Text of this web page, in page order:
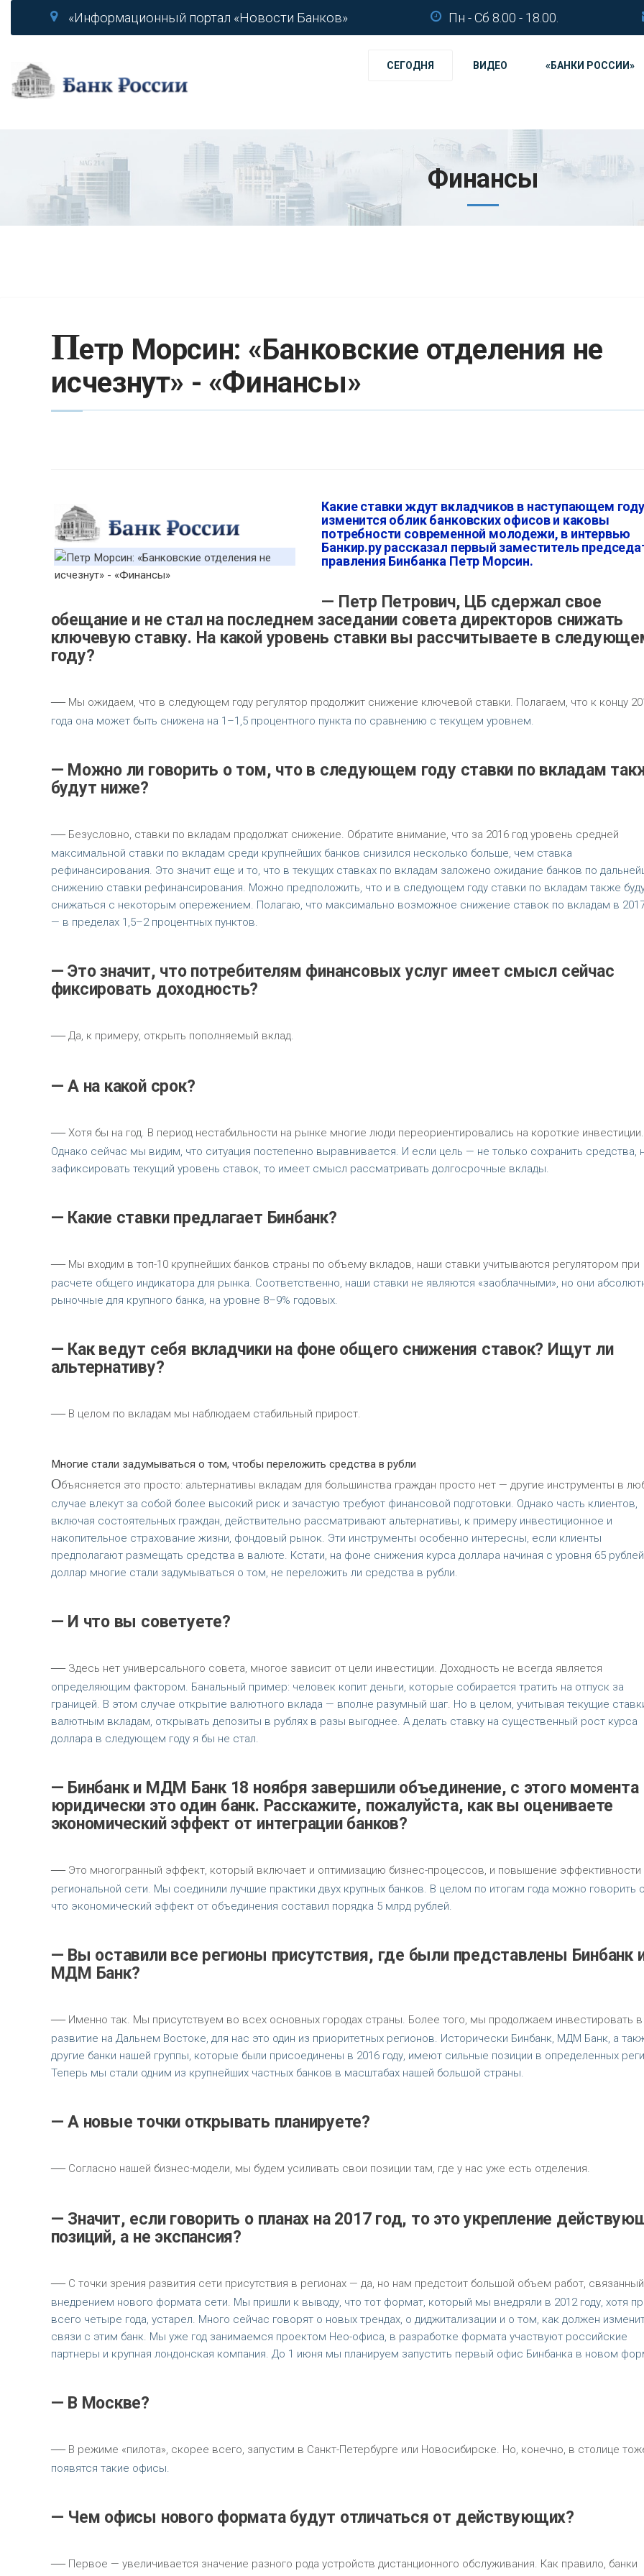
«Информационный портал «Новости Банков» Пн - Сб 8.00 - 18.00.
СЕГОДНЯ ВИДЕО «БАНКИ РОССИИ»
Финансы
Петр Морсин: «Банковские отделения не
исчезнут» - «Финансы»
Какие ставки ждут вкладчиков в наступающем
изменится облик банковских офисов и каковы
потребности современной молодежи, в интервью
Банкир.ру рассказал первый заместитель
правления Бинбанка Петр Морсин.
— Петр Петрович, ЦБ сдержал свое
обещание и не стал на последнем заседании совета директоров снижать
ключевую ставку. На какой уровень ставки вы рассчитываете в
году?
—Мы ожидаем, что в следующем году регулятор продолжит снижение ключевой ставки. Полагаем, что к концу
года она может быть снижена на 1–1,5 процентного пункта по сравнению с текущем уровнем.
— Можно ли говорить о том, что в следующем году ставки по вкладам
будут ниже?
—Безусловно, ставки по вкладам продолжат снижение. Обратите внимание, что за 2016 год уровень средней
максимальной ставки по вкладам среди крупнейших банков снизился несколько больше, чем ставка
рефинансирования. Это значит еще и то, что в текущих ставках по вкладам заложено ожидание банков по
снижению ставки рефинансирования. Можно предположить, что и в следующем году ставки по вкладам также
снижаться с некоторым опережением. Полагаю, что максимально возможное снижение ставок по вкладам в 2017
— в пределах 1,5–2 процентных пунктов.
— Это значит, что потребителям финансовых услуг имеет смысл сейчас
фиксировать доходность?
—Да, к примеру, открыть пополняемый вклад.
— А на какой срок?
—Хотя бы на год. В период нестабильности на рынке многие люди переориентировались на короткие инвестиции.
Однако сейчас мы видим, что ситуация постепенно выравнивается. И если цель — не только сохранить средства,
зафиксировать текущий уровень ставок, то имеет смысл рассматривать долгосрочные вклады.
— Какие ставки предлагает Бинбанк?
—Мы входим в топ-10 крупнейших банков страны по объему вкладов, наши ставки учитываются регулятором при
расчете общего индикатора для рынка. Соответственно, наши ставки не являются «заоблачными», но они
рыночные для крупного банка, на уровне 8–9% годовых.
— Как ведут себя вкладчики на фоне общего снижения ставок? Ищут ли
альтернативу?
—В целом по вкладам мы наблюдаем стабильный прирост.
Многие стали задумываться о том, чтобы переложить средства в рубли
Объясняется это просто: альтернативы вкладам для большинства граждан просто нет — другие инструменты в
случае влекут за собой более высокий риск и зачастую требуют финансовой подготовки. Однако часть клиентов,
включая состоятельных граждан, действительно рассматривают альтернативы, к примеру инвестиционное и
накопительное страхование жизни, фондовый рынок. Эти инструменты особенно интересны, если клиенты
предполагают размещать средства в валюте. Кстати, на фоне снижения курса доллара начиная с уровня 65
доллар многие стали задумываться о том, не переложить ли средства в рубли.
— И что вы советуете?
—Здесь нет универсального совета, многое зависит от цели инвестиции. Доходность не всегда является
определяющим фактором. Банальный пример: человек копит деньги, которые собирается тратить на отпуск за
границей. В этом случае открытие валютного вклада — вполне разумный шаг. Но в целом, учитывая текущие
валютным вкладам, открывать депозиты в рублях в разы выгоднее. А делать ставку на существенный рост курса
доллара в следующем году я бы не стал.
— Бинбанк и МДМ Банк 18 ноября завершили объединение, с этого момента
юридически это один банк. Расскажите, пожалуйста, как вы оцениваете
экономический эффект от интеграции банков?
—Это многогранный эффект, который включает и оптимизацию бизнес-процессов, и повышение эффективности
региональной сети. Мы соединили лучшие практики двух крупных банков. В целом по итогам года можно говорить
что экономический эффект от объединения составил порядка 5 млрд рублей.
— Вы оставили все регионы присутствия, где были представлены Бинбанк
МДМ Банк?
—Именно так. Мы присутствуем во всех основных городах страны. Более того, мы продолжаем инвестировать в
развитие на Дальнем Востоке, для нас это один из приоритетных регионов. Исторически Бинбанк, МДМ Банк, а
другие банки нашей группы, которые были присоединены в 2016 году, имеют сильные позиции в определенных
Теперь мы стали одним из крупнейших частных банков в масштабах нашей большой страны.
— А новые точки открывать планируете?
—Согласно нашей бизнес-модели, мы будем усиливать свои позиции там, где у нас уже есть отделения.
— Значит, если говорить о планах на 2017 год, то это укрепление
позиций, а не экспансия?
—С точки зрения развития сети присутствия в регионах — да, но нам предстоит большой объем работ,
внедрением нового формата сети. Мы пришли к выводу, что тот формат, который мы внедряли в 2012 году, хотя
всего четыре года, устарел. Много сейчас говорят о новых трендах, о диджитализации и о том, как должен
связи с этим банк. Мы уже год занимаемся проектом Нео-офиса, в разработке формата участвуют российские
партнеры и крупная лондонская компания. До 1 июня мы планируем запустить первый офис Бинбанка в новом
— В Москве?
—В режиме «пилота», скорее всего, запустим в Санкт-Петербурге или Новосибирске. Но, конечно, в столице
появятся такие офисы.
— Чем офисы нового формата будут отличаться от действующих?
—Первое — увеличивается значение разного рода устройств дистанционного обслуживания. Как правило, банки